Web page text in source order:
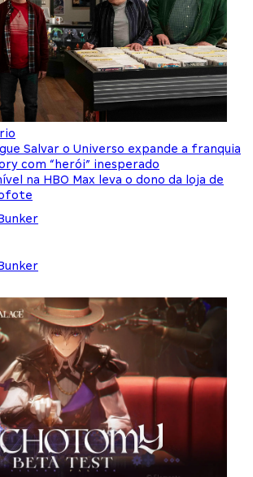
Salvar o Universo expande a franquia
com “herói” inesperado
na HBO Max leva o dono da loja de